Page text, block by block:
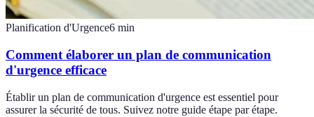
Planification d'Urgence6 min
Comment élaborer un plan de communication
d'urgence efficace
Établir un plan de communication d'urgence est essentiel pour
assurer la sécurité de tous. Suivez notre guide étape par étape.